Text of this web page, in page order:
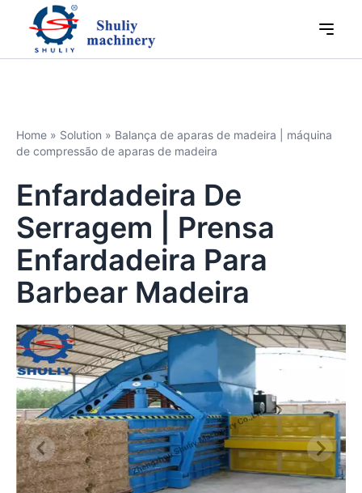
Home » Solution » Balança de aparas de madeira | máquina
de compressão de aparas de madeira
Enfardadeira De
Serragem | Prensa
Enfardadeira Para
Barbear Madeira